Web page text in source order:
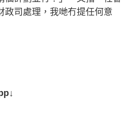
政司處理，我哋冇提任何意